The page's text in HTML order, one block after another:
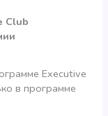
Club
Executive
в программе